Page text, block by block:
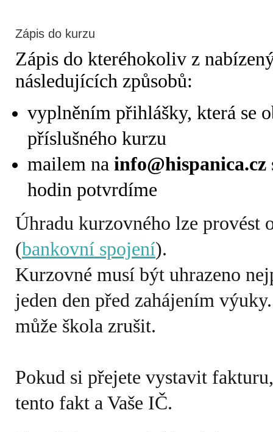
Zápis do kurzu
Zápis do kteréhokoliv z
následujících způsobů:
vyplněním přihlášky, která se
příslušného kurzu
mailem na info@hispanica.cz
hodin potvrdíme
Úhradu kurzovného lze provést
(bankovní spojení).
Kurzovné musí být uhrazeno
jeden den před zahájením
může škola zrušit.
Pokud si přejete vystavit
tento fakt a Vaše IČ.